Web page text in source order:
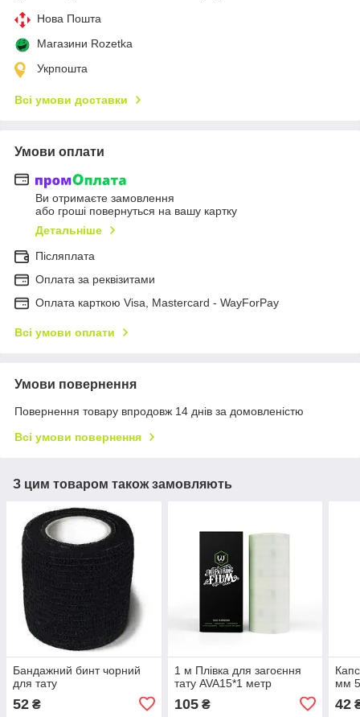
Нова Пошта
Магазини Rozetka
Укрпошта
Всі умови доставки
Умови оплати
Ви отримаєте замовлення
або гроші повернуться на вашу картку
Детальніше
Післяплата
Оплата за реквізитами
Оплата карткою Visa, Mastercard - WayForPay
Всі умови оплати
Умови повернення
Повернення товару впродовж 14 днів за домовленістю
Всі умови повернення
З цим товаром також замовляють
Бандажний бинт чорний
для тату
52 ₴
1 м Плівка для загоєння
тату AVA15*1 метр
105₴
мм
42